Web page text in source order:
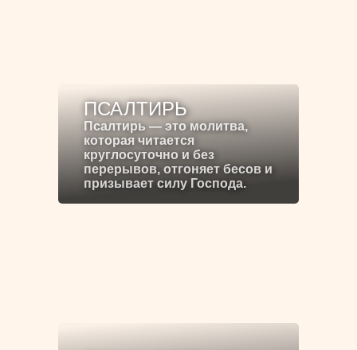
ПСАЛТИРЬ
Псалтирь — это молитва,
которая читается
круглосуточно и без
перерывов, отгоняет бесов и
призывает силу Господа.